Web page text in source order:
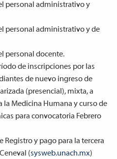
personal administrativo y
personal administrativo y de
personal docente.
de inscripciones por las
de nuevo ingreso de
(presencial), mixta, a
la Medicina Humana y curso de
para convocatoria Febrero
Registro y pago para la tercera
(sysweb.unach.mx)